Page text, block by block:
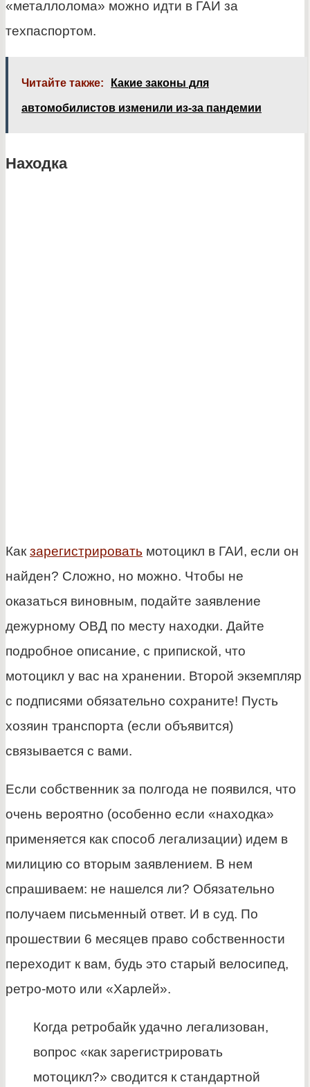
«металлолома» можно идти в ГАИ за
техпаспортом.
Читайте также: Какие законы для
автомобилистов изменили из-за пандемии
Находка
Как зарегистрировать мотоцикл в ГАИ, если он
найден? Сложно, но можно. Чтобы не
оказаться виновным, подайте заявление
дежурному ОВД по месту находки. Дайте
подробное описание, с припиской, что
мотоцикл у вас на хранении. Второй экземпляр
с подписями обязательно сохраните! Пусть
хозяин транспорта (если объявится)
связывается с вами.
Если собственник за полгода не появился, что
очень вероятно (особенно если «находка»
применяется как способ легализации) идем в
милицию со вторым заявлением. В нем
спрашиваем: не нашелся ли? Обязательно
получаем письменный ответ. И в суд. По
прошествии 6 месяцев право собственности
переходит к вам, будь это старый велосипед,
ретро-мото или «Харлей».
Когда ретробайк удачно легализован,
вопрос «как зарегистрировать
мотоцикл?» сводится к стандартной